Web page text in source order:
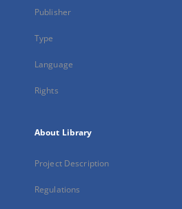
Publisher
Type
Language
Rights
About Library
Project Description
Regulations